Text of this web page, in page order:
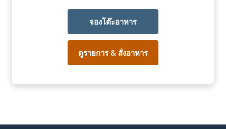
จองโต๊ะอาหาร
ดูรายการ & สั่งอาหาร